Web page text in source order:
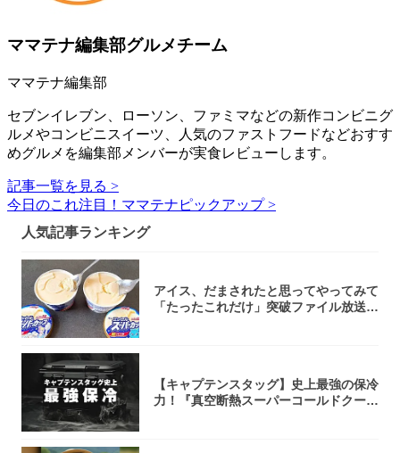
ママテナ編集部グルメチーム
ママテナ編集部
セブンイレブン、ローソン、ファミマなどの新作コンビニグ
ルメやコンビニスイーツ、人気のファストフードなどおすす
めグルメを編集部メンバーが実食レビューします。
記事一覧を見る >
今日のこれ注目！ママテナピックアップ >
人気記事ランキング
アイス、だまされたと思ってやってみて
「たったこれだけ」突破ファイル放送で
【キャプテンスタッグ】史上最強の保冷
力！『真空断熱スーパーコールドクーラ